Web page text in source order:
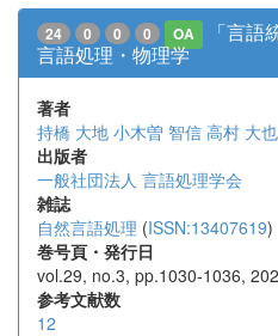
24 0 0 0 OA
「言
言語処理・物理学
著者
持橋 大地 小木曽 智信 高村 大也
出版者
一般社団法人 言語処理学会
雑誌
自然言語処理 (ISSN:13407619)
巻号頁・発行日
vol.29, no.3, pp.1030-1036,
参考文献数
12